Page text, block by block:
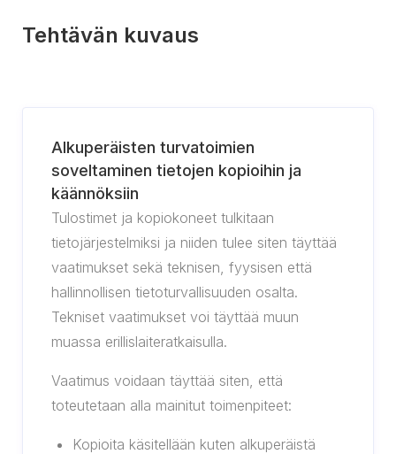
Tehtävän kuvaus
Alkuperäisten turvatoimien
soveltaminen tietojen kopioihin ja
käännöksiin
Tulostimet ja kopiokoneet tulkitaan
tietojärjestelmiksi ja niiden tulee siten täyttää
vaatimukset sekä teknisen, fyysisen että
hallinnollisen tietoturvallisuuden osalta.
Tekniset vaatimukset voi täyttää muun
muassa erillislaiteratkaisulla.
Vaatimus voidaan täyttää siten, että
toteutetaan alla mainitut toimenpiteet:
Kopioita käsitellään kuten alkuperäistä